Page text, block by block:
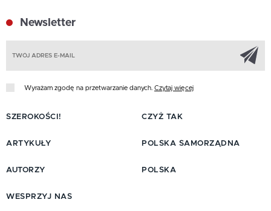
Newsletter
Wyrażam zgodę na przetwarzanie danych. Czytaj więcej
SZEROKOŚCI!
ARTYKUŁY
AUTORZY
CZYŻ TAK
POLSKA SAMORZĄDNA
POLSKA
WESPRZYJ NAS